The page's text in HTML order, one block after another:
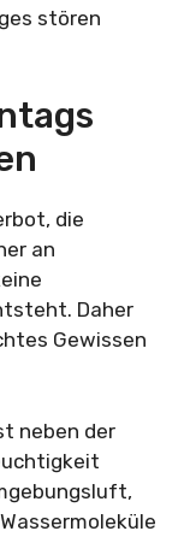
stören
die
an
Daher
Gewissen
neben der